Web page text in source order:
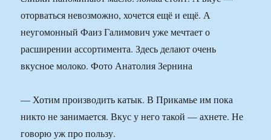
оторваться невозможно, хочется ещё и ещё. А
неугомонный Фаиз Галимович уже мечтает о
расширении ассортимента. Здесь делают очень
вкусное молоко. Фото Анатолия Зернина
— Хотим производить катык. В Прикамье им пока
никто не занимается. Вкус у него такой — ахнете. Не
говорю уж про пользу.